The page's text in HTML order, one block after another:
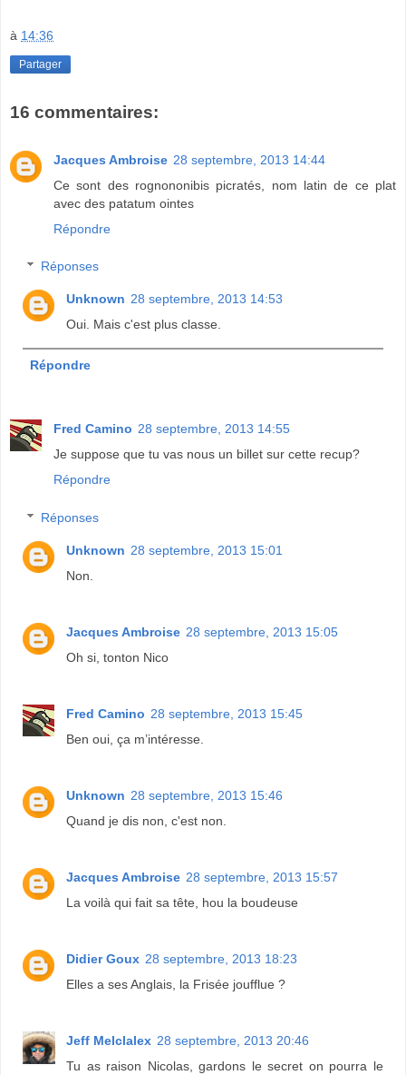
à 14:36
Partager
16 commentaires:
Jacques Ambroise 28 septembre, 2013 14:44
Ce sont des rognononibis picratés, nom latin de ce plat
avec des patatum ointes
Répondre
Réponses
Unknown 28 septembre, 2013 14:53
Oui. Mais c'est plus classe.
Répondre
Fred Camino 28 septembre, 2013 14:55
Je suppose que tu vas nous un billet sur cette recup?
Répondre
Réponses
Unknown 28 septembre, 2013 15:01
Non.
Jacques Ambroise 28 septembre, 2013 15:05
Oh si, tonton Nico
Fred Camino 28 septembre, 2013 15:45
Ben oui, ça m’intéresse.
Unknown 28 septembre, 2013 15:46
Quand je dis non, c'est non.
Jacques Ambroise 28 septembre, 2013 15:57
La voilà qui fait sa tête, hou la boudeuse
Didier Goux 28 septembre, 2013 18:23
Elles a ses Anglais, la Frisée joufflue ?
Jeff Melclalex 28 septembre, 2013 20:46
Tu as raison Nicolas, gardons le secret on pourra le